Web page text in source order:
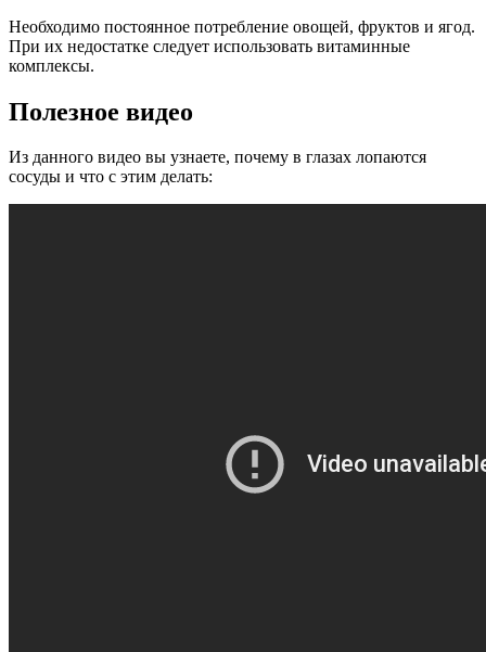
Необходимо постоянное потребление овощей, фруктов и ягод.
При их недостатке следует использовать витаминные
комплексы.
Полезное видео
Из данного видео вы узнаете, почему в глазах лопаются
сосуды и что с этим делать: